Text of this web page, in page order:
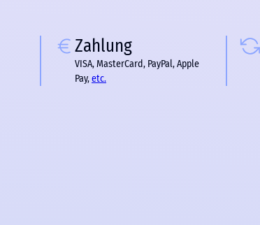
Zahlung
VISA, MasterCard, PayPal, Apple
Pay,etc.